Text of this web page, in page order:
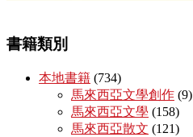
書籍類別
本地書籍 (734)
馬來西亞文學創作 (9)
馬來西亞文學 (158)
馬來西亞散文 (121)